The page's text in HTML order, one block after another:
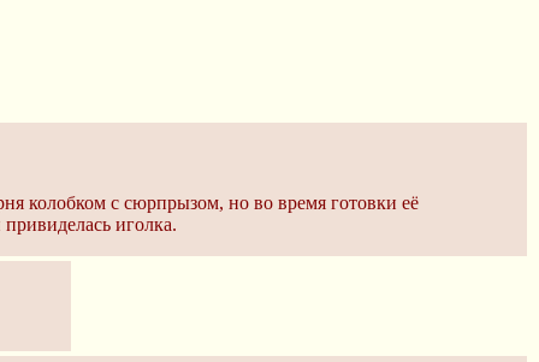
колобком с сюрпрызом, но во время готовки её
иголка.